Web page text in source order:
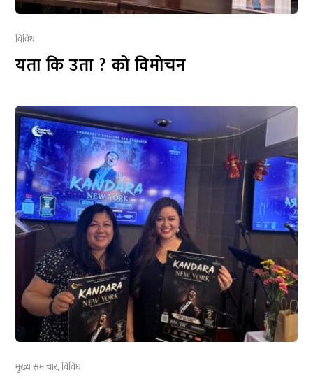
विविध
यता कि उता ? को विमोचन
मुख्य समाचार,विविध